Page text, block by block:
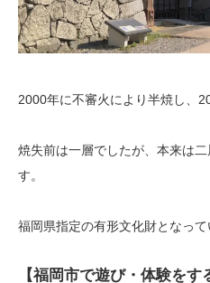
2000年に不審火により半焼し、
焼失前は一層でしたが、本来は
す。
福岡県指定の有形文化財となって
【福岡市で遊び・体験をす